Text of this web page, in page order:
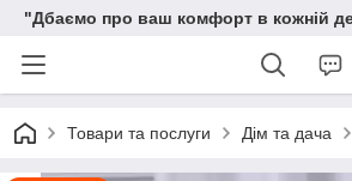
"Дбаємо про ваш комфорт в кожній
Товари та послуги Дім та дача